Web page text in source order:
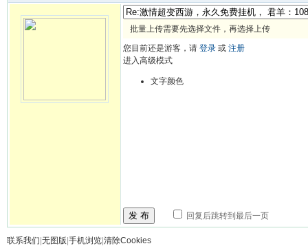
批量上传需要先选择文件，再选择上传
您目前还是游客，请 登录 或 注册
进入高级模式
文字颜色
发 布 回复后跳转到最后一页
联系我们 无图版 手机浏览 清除Cookies